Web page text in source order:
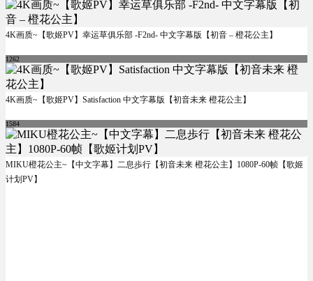
4K画质~【歌姬PV】幸运草俱乐部 -F2nd- 中文字幕版【初音 – 橙花公主】
1262
4K画质~【歌姬PV】Satisfaction 中文字幕版【初音未来 橙花公主】
1584
MIKU橙花公主~【中文字幕】二息歩行【初音未来 橙花公主】1080P-60帧【歌姬
计划PV】